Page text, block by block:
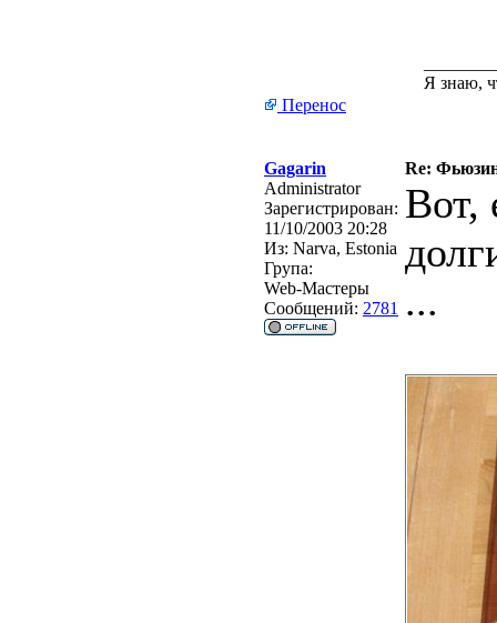
Я знаю,
Перенос
Gagarin
Re:
Administrator
Зарегистрирован:
11/10/2003 20:28
Из: Narva, Estonia
Група:
Web-Мастеры
Сообщений: 2781
Вот,
...